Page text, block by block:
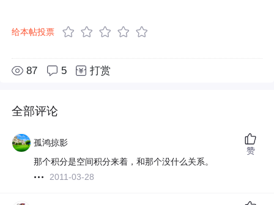
给本帖投票
87 5 打赏
全部评论
孤鸿掠影
那个积分是空间积分来着，和那个没什么关系。
2011-03-28
赞